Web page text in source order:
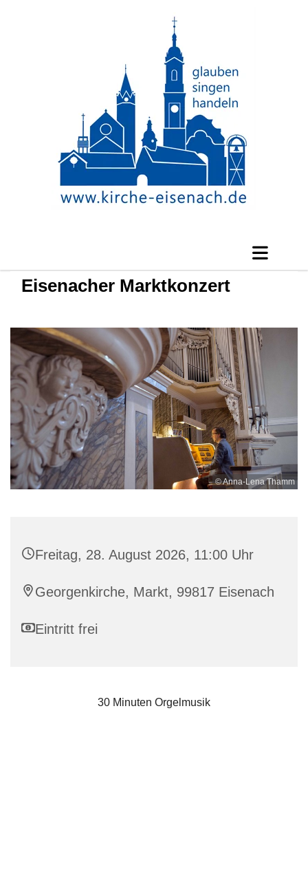
Eisenacher Marktkonzert
© Anna-Lena Thamm
Freitag, 28. August 2026, 11:00 Uhr
Georgenkirche, Markt, 99817 Eisenach
Eintritt frei
30 Minuten Orgelmusik